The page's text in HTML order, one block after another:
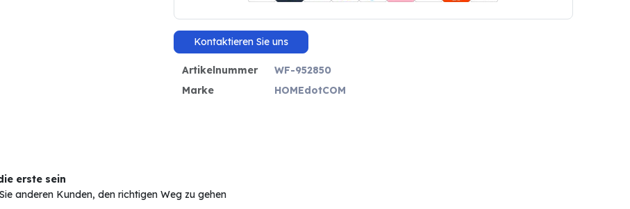
Kontaktieren Sie uns
Artikelnummer
WF-952850
Marke
HOMEdotCOM
erste sein
anderen Kunden, den richtigen Weg zu gehen